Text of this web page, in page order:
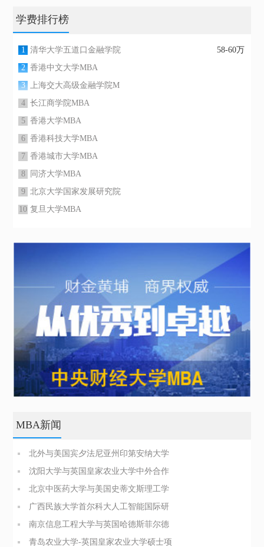
学费排行榜
1 清华大学五道口金融学院
58-60万
2 香港中文大学MBA
3
上海交大高级金融学院M
4 长江商学院MBA
5 香港大学MBA
6 香港科技大学MBA
7 香港城市大学MBA
8
同济大学MBA
9 北京大学国家发展研究院
10 复旦大学MBA
MBA新闻
北外与美国宾夕法尼亚州印第安纳大学
商业分析硕士简章
沈阳大学与英国皇家农业大学中外合作
办学博士（PhD）简章
北京中医药大学与美国史蒂文斯理工学
院医疗健康领导力与管理硕士
广西民族大学首尔科大人工智能国际研
究生院合办硕士招生简章
南京信息工程大学与英国哈德斯菲尔德
大学合办博士项目简介
青岛农业大学-英国皇家农业大学硕士项